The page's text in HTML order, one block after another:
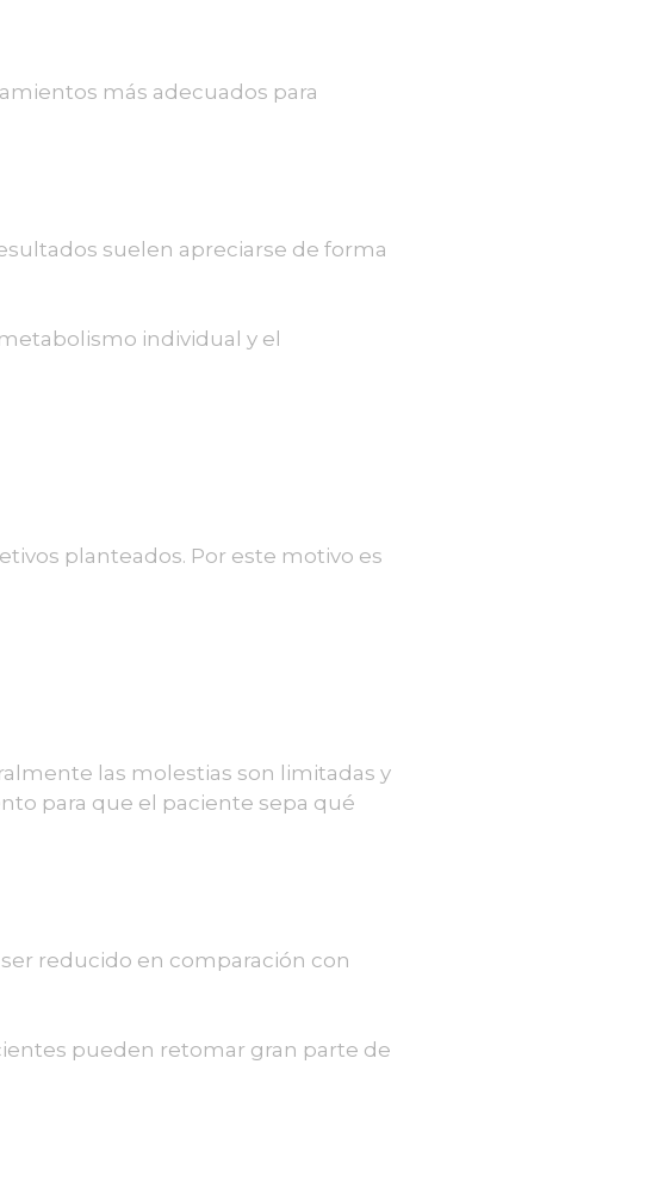
más adecuados para
suelen apreciarse de forma
individual y el
planteados. Por este motivo es
las molestias son limitadas y
para que el paciente sepa qué
reducido en comparación con
pueden retomar gran parte de